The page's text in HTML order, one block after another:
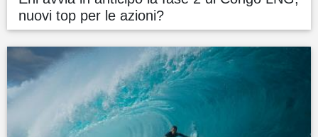
nuovi top per le azioni?